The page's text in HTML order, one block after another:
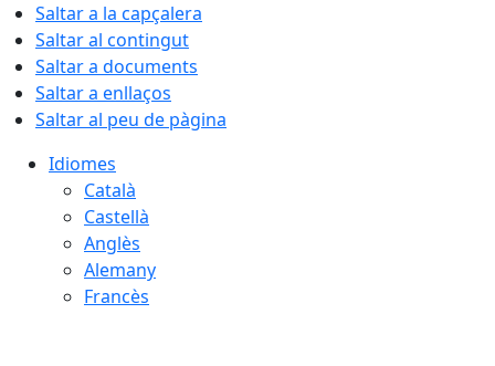
Saltar a la capçalera
Saltar al contingut
Saltar a documents
Saltar a enllaços
Saltar al peu de pàgina
Idiomes
Català
Castellà
Anglès
Alemany
Francès